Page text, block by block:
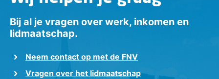
Bij al je vragen over werk, inkomen en
lidmaatschap.
Neem contact op met de FNV
Vragen over het lidmaatschap